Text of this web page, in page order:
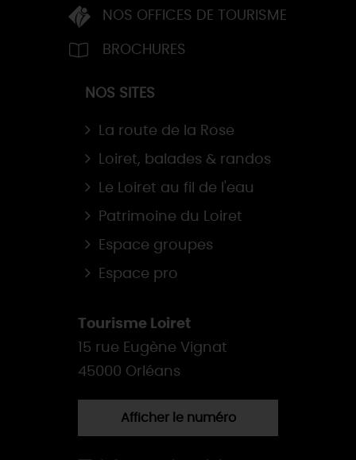
NOS OFFICES DE TOURISME
BROCHURES
NOS SITES
La route de la Rose
Loiret, balades & randos
Le Loiret au fil de l'eau
Patrimoine du Loiret
Espace groupes
Espace pro
Tourisme Loiret
15 rue Eugène Vignat
45000 Orléans
Afficher le numéro